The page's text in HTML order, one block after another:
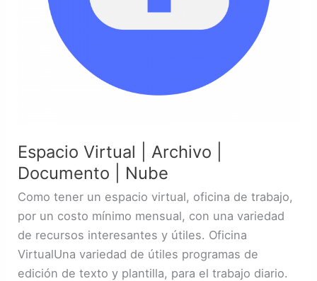
Espacio Virtual | Archivo |
Documento | Nube
Como tener un espacio virtual, oficina de trabajo,
por un costo mínimo mensual, con una variedad
de recursos interesantes y útiles. Oficina
VirtualUna variedad de útiles programas de
edición de texto y plantilla, para el trabajo diario.